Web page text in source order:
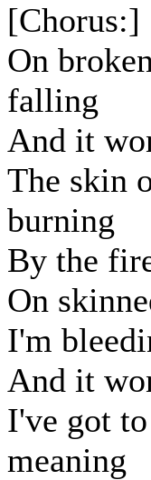
[Chorus:]
On
falling
And it
The skin
burning
By the
On
I'm
And it
I've got
meaning